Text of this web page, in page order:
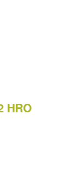
HRO